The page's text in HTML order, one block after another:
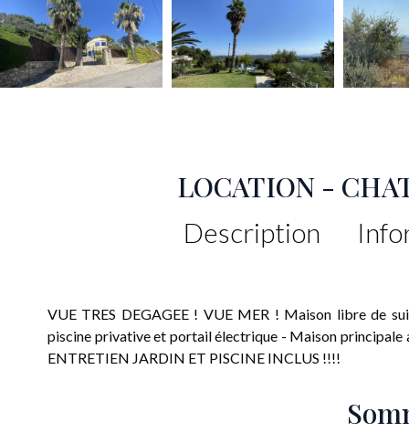
LOCATION -
Description
VUE TRES DEGAGEE ! VUE MER ! Maison libre de
piscine privative et portail électrique - Maison principale
ENTRETIEN JARDIN ET PISCINE INCLUS !!!!